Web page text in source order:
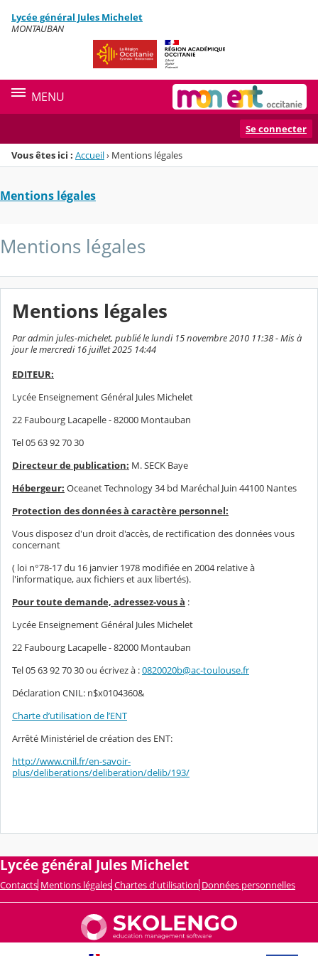
Menu de la rubrique
Contenu
Lycée général Jules Michelet
MONTAUBAN
MENU
Se connecter
Vous êtes ici : Accueil› Mentions légales
Mentions légales
Mentions légales
Mentions légales
Par admin jules-michelet, publié le lundi 15 novembre 2010 11:38 - Mis à
jour le mercredi 16 juillet 2025 14:44
EDITEUR:
Lycée Enseignement Général Jules Michelet
22 Faubourg Lacapelle - 82000 Montauban
Tel 05 63 92 70 30
Directeur de publication: M. SECK Baye
Hébergeur: Oceanet Technology 34 bd Maréchal Juin 44100 Nantes
Protection des données à caractère personnel:
Vous disposez d'un droit d'accès, de rectification des données vous
concernant
( loi n°78-17 du 16 janvier 1978 modifiée en 2004 relative à
l'informatique, aux fichiers et aux libertés).
Pour toute demande, adressez-vous à :
Lycée Enseignement Général Jules Michelet
22 Faubourg Lacapelle - 82000 Montauban
Tel 05 63 92 70 30 ou écrivez à :0820020b@ac-toulouse.fr
Déclaration CNIL: n$x0104360&
Charte d’utilisation de l’ENT
Arrêté Ministériel de création des ENT:
http://www.cnil.fr/en-savoir-
plus/deliberations/deliberation/delib/193/
Lycée général Jules Michelet
Contacts Mentions légales Chartes d'utilisation Données personnelles